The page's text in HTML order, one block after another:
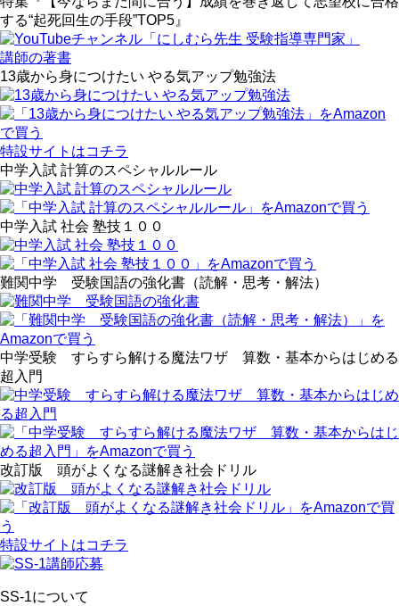
する“起死回生の手段”TOP5』
講師の著書
13歳から身につけたい やる気アップ勉強法
特設サイトはコチラ
中学入試 計算のスペシャルルール
中学入試 社会 塾技１００
難関中学 受験国語の強化書（読解・思考・解法）
中学受験 すらすら解ける魔法ワザ 算数・基本からはじめる
超入門
改訂版 頭がよくなる謎解き社会ドリル
特設サイトはコチラ
SS-1について